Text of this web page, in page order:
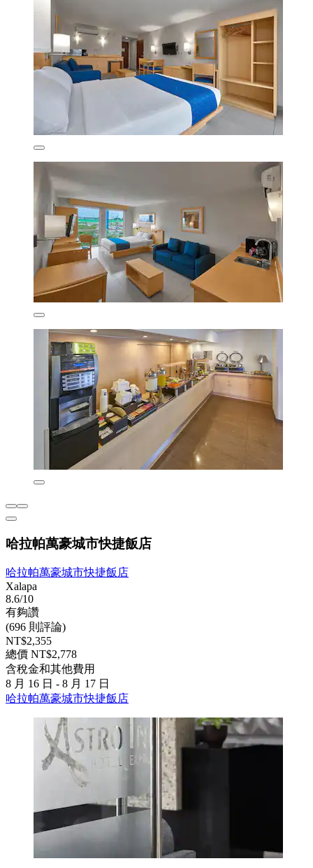
哈拉帕萬豪城市快捷飯店
哈拉帕萬豪城市快捷飯店
Xalapa
8.6/10
有夠讚
(696 則評論)
NT$2,355
總價 NT$2,778
含稅金和其他費用
8 月 16 日 - 8 月 17 日
哈拉帕萬豪城市快捷飯店